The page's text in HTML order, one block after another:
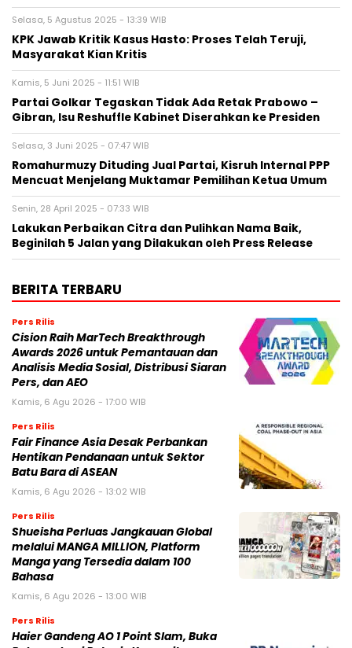
Selasa, 5 Agustus 2025 - 13:39 WIB
KPK Jawab Kritik Kasus Hasto: Proses Telah Teruji,
Masyarakat Kian Kritis
Kamis, 5 Juni 2025 - 11:51 WIB
Partai Golkar Tegaskan Tidak Ada Retak Prabowo –
Gibran, Isu Reshuffle Kabinet Diserahkan ke Presiden
Selasa, 3 Juni 2025 - 07:47 WIB
Romahurmuzy Dituding Jual Partai, Kisruh Internal PPP
Mencuat Menjelang Muktamar Pemilihan Ketua Umum
Senin, 28 April 2025 - 07:33 WIB
Lakukan Perbaikan Citra dan Pulihkan Nama Baik,
Beginilah 5 Jalan yang Dilakukan oleh Press Release
BERITA TERBARU
Pers Rilis
Cision Raih MarTech Breakthrough
Awards 2026 untuk Pemantauan dan
Analisis Media Sosial, Distribusi Siaran
Pers, dan AEO
Kamis, 6 Agu 2026 - 17:00 WIB
Pers Rilis
Fair Finance Asia Desak Perbankan
Hentikan Pendanaan untuk Sektor
Batu Bara di ASEAN
Kamis, 6 Agu 2026 - 13:02 WIB
Pers Rilis
Shueisha Perluas Jangkauan Global
melalui MANGA MILLION, Platform
Manga yang Tersedia dalam 100
Bahasa
Kamis, 6 Agu 2026 - 13:00 WIB
Pers Rilis
Haier Gandeng AO 1 Point Slam, Buka